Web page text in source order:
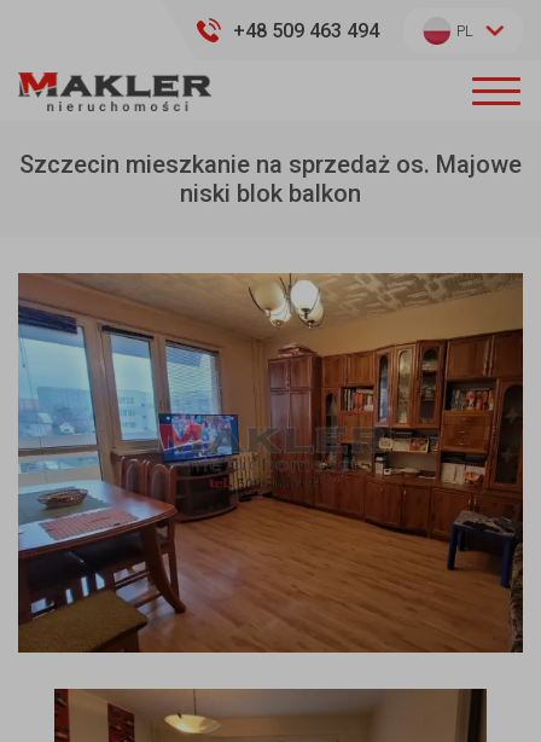
+48 509 463 494 PL
Szczecin mieszkanie na sprzedaż os. Majowe
niski blok balkon